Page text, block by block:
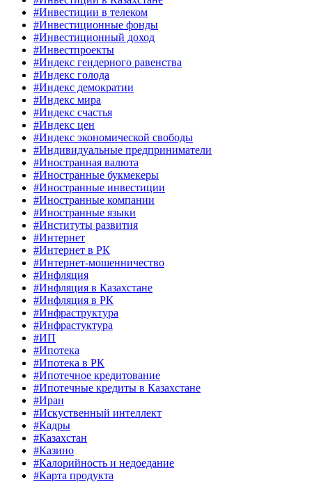
#Инвестиции в телеком
#Инвестиционные фонды
#Инвестиционный доход
#Инвестпроекты
#Индекс гендерного равенства
#Индекс голода
#Индекс демократии
#Индекс мира
#Индекс счастья
#Индекс цен
#Индекс экономической свободы
#Индивидуальные предприниматели
#Иностранная валюта
#Иностранные букмекеры
#Иностранные инвестиции
#Иностранные компании
#Иностранные языки
#Институты развития
#Интернет
#Интернет в РК
#Интернет-мошенничество
#Инфляция
#Инфляция в Казахстане
#Инфляция в РК
#Инфраструктура
#Инфрастуктура
#ИП
#Ипотека
#Ипотека в РК
#Ипотечное кредитование
#Ипотечные кредиты в Казахстане
#Иран
#Искуственный интеллект
#Кадры
#Казахстан
#Казино
#Калорийность и недоедание
#Карта продукта